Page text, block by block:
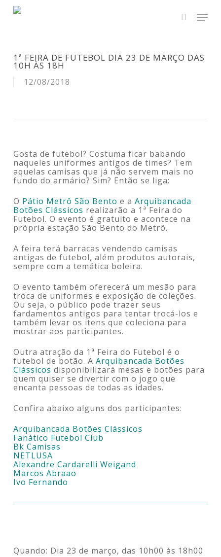
Skip
search
1ª FEIRA DE FUTEBOL DIA 23 DE MARÇO DAS
10H ÀS 18H
12/08/2018
Gosta de futebol? Costuma ficar babando
naqueles uniformes antigos de times? Tem
aquelas camisas que já não servem mais no
fundo do armário? Sim? Então se liga:
O Pátio Metrô São Bento e a Arquibancada
Botões Clássicos realizarão a 1ª Feira do
Futebol. O evento é gratuito e acontece na
própria estação São Bento do Metrô.
A feira terá barracas vendendo camisas
antigas de futebol, além produtos autorais,
sempre com a temática boleira.
O evento também oferecerá um mesão para
troca de uniformes e exposição de coleções.
Ou seja, o público pode trazer seus
fardamentos antigos para tentar trocá-los e
também levar os itens que coleciona para
mostrar aos participantes.
Outra atração da 1ª Feira do Futebol é o
futebol de botão. A Arquibancada Botões
Clássicos disponibilizará mesas e botões para
quem quiser se divertir com o jogo que
encanta pessoas de todas as idades.
Confira abaixo alguns dos participantes:
Arquibancada Botões Clássicos
Fanático Futebol Club
Bk Camisas
NETLUSA
Alexandre Cardarelli Weigand
Marcos Abraao
Ivo Fernando
Quando: Dia 23 de março, das 10h00 às 18h00